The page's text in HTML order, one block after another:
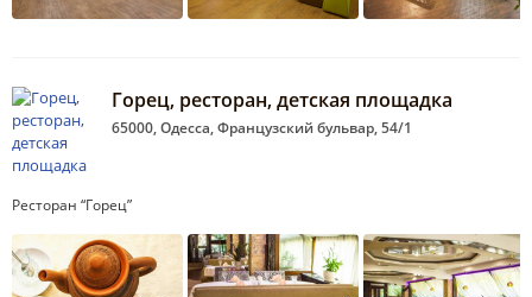
Горец, ресторан, детская площадка
65000, Одесса, Французский бульвар, 54/1
Ресторан “Горец”